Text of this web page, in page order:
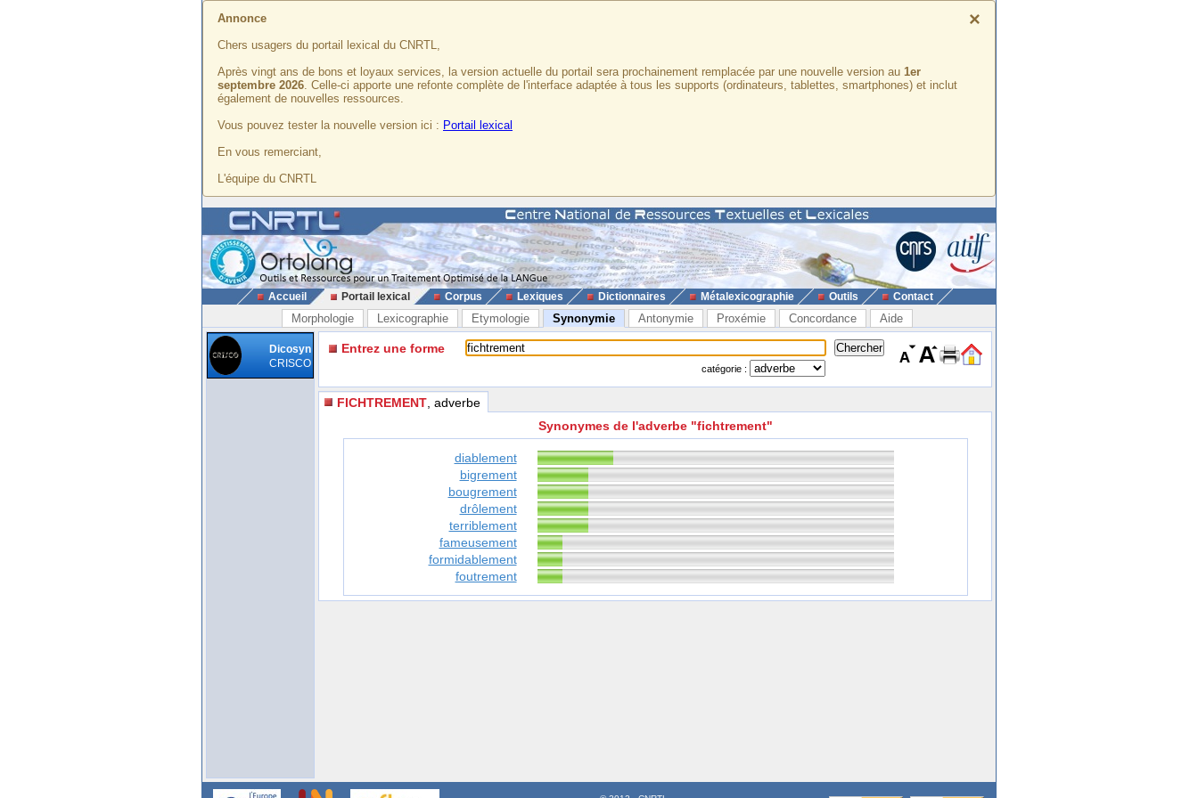
×
Annonce
Chers usagers du portail lexical du CNRTL,
Après vingt ans de bons et loyaux services, la version actuelle du portail sera prochainement remplacée par une nouvelle version au 1er
septembre 2026. Celle-ci apporte une refonte complète de l'interface adaptée à tous les supports (ordinateurs, tablettes, smartphones) et inclut
également de nouvelles ressources.
Vous pouvez tester la nouvelle version ici : Portail lexical
En vous remerciant,
L'équipe du CNRTL
Accueil Portail lexical Corpus Lexiques Dictionnaires Métalexicographie Outils Contact
Morphologie Lexicographie Etymologie Synonymie Antonymie Proxémie Concordance Aide
Dicosyn
CRISCO
Entrez une forme
catégorie :
FICHTREMENT , adverbe
Synonymes de l'adverbe "fichtrement"
diablement
bigrement
bougrement
drôlement
terriblement
fameusement
formidablement
foutrement